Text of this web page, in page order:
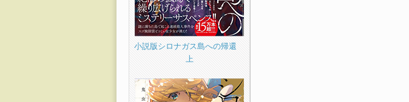
小説版シロナガス島への帰還
上